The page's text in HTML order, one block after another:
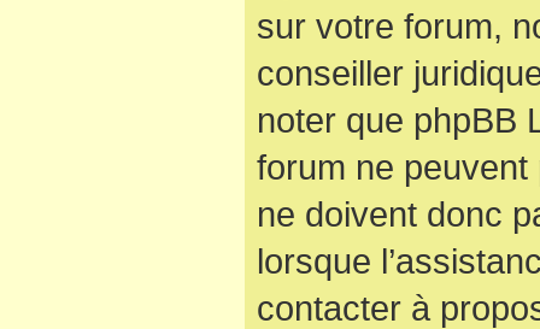
sur votre forum,
conseiller
noter que phpBB
forum ne peuvent
ne doivent donc
lorsque
contacter à